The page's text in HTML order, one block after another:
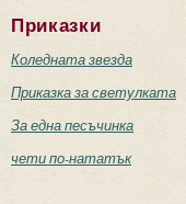
Приказки
Коледната звезда
Приказка за светулката
За една песъчинка
чети по-нататък